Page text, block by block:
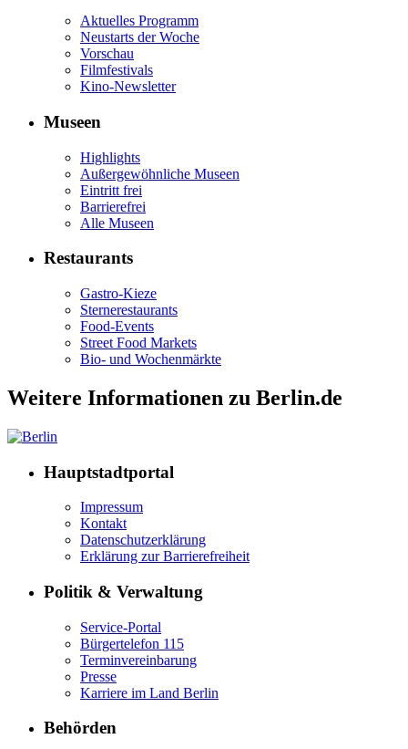
Aktuelles Programm
Neustarts der Woche
Vorschau
Filmfestivals
Kino-Newsletter
Museen
Highlights
Außergewöhnliche Museen
Eintritt frei
Barrierefrei
Alle Museen
Restaurants
Gastro-Kieze
Sternerestaurants
Food-Events
Street Food Markets
Bio- und Wochenmärkte
Weitere Informationen zu Berlin.de
Hauptstadtportal
Impressum
Kontakt
Datenschutzerklärung
Erklärung zur Barrierefreiheit
Politik & Verwaltung
Service-Portal
Bürgertelefon 115
Terminvereinbarung
Presse
Karriere im Land Berlin
Behörden